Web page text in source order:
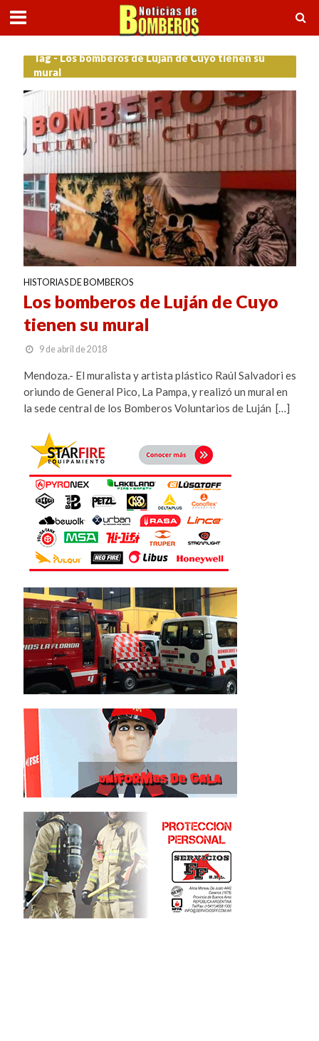
Tag - Los bomberos de Luján de Cuyo tienen su
mural
HISTORIAS DE BOMBEROS
Los bomberos de Luján de Cuyo
tienen su mural
9 de abril de 2018
Mendoza.- El muralista y artista plástico Raúl Salvadori es
oriundo de General Pico, La Pampa, y realizó un mural en
la sede central de los Bomberos Voluntarios de Luján […]